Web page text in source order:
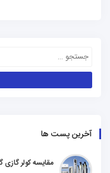
آخرین پست ها